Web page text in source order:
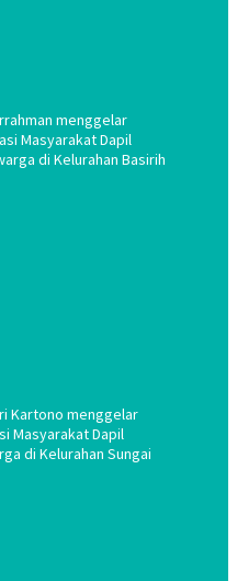
menggelar
Masyarakat Dapil
di Kelurahan Basirih
Kartono menggelar
Masyarakat Dapil
di Kelurahan Sungai